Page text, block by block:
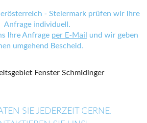
- Steiermark prüfen wir Ihre
Anfrage individuell.
Ihre Anfrage per E-Mail
und wir geben
umgehend Bescheid.
SIE JEDERZEIT GERNE.